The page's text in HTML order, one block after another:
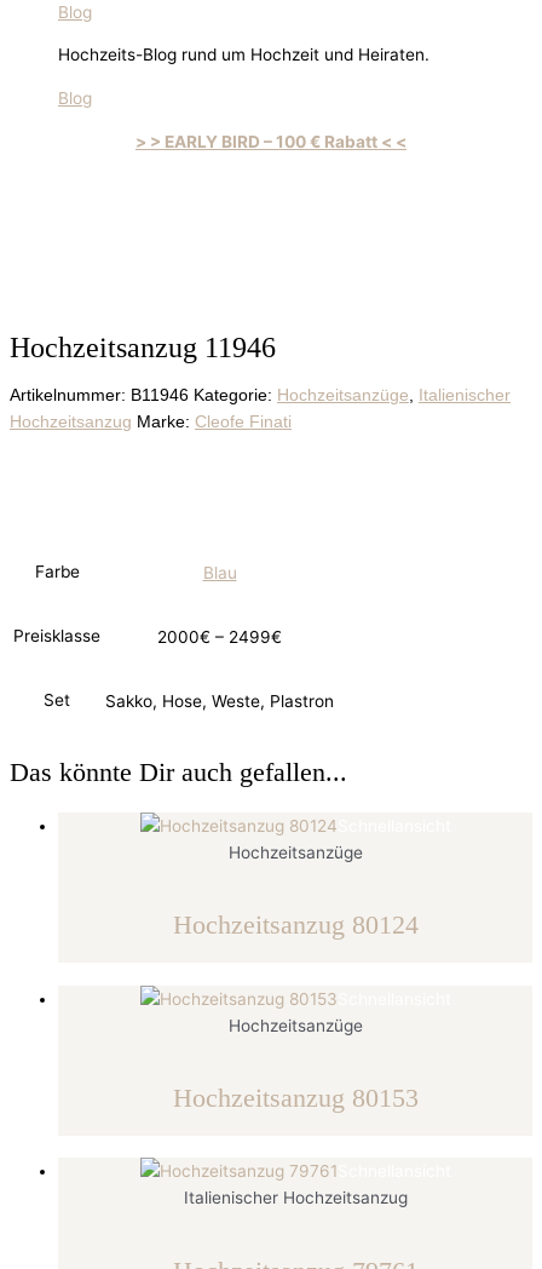
Blog
Hochzeits-Blog rund um Hochzeit und Heiraten.
Blog
> > EARLY BIRD – 100 € Rabatt < <
Hochzeitsanzug 11946
Artikelnummer: B11946 Kategorie: Hochzeitsanzüge
Italienischer
Hochzeitsanzug Marke: Cleofe Finati
Farbe Blau
Preisklasse 2000€ – 2499€
Set Sakko, Hose, Weste, Plastron
Das könnte Dir auch gefallen...
Hochzeitsanzüge
Hochzeitsanzug 80124
Hochzeitsanzüge
Hochzeitsanzug 80153
Italienischer Hochzeitsanzug